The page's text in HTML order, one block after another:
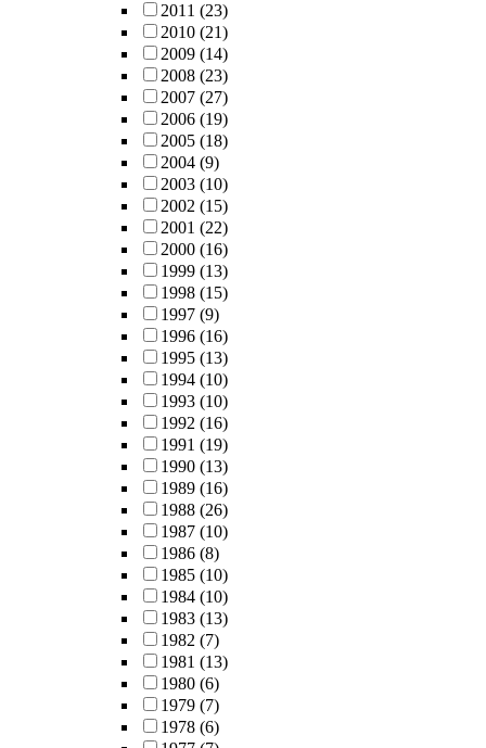
2011 (23)
2010 (21)
2009 (14)
2008 (23)
2007 (27)
2006 (19)
2005 (18)
2004 (9)
2003 (10)
2002 (15)
2001 (22)
2000 (16)
1999 (13)
1998 (15)
1997 (9)
1996 (16)
1995 (13)
1994 (10)
1993 (10)
1992 (16)
1991 (19)
1990 (13)
1989 (16)
1988 (26)
1987 (10)
1986 (8)
1985 (10)
1984 (10)
1983 (13)
1982 (7)
1981 (13)
1980 (6)
1979 (7)
1978 (6)